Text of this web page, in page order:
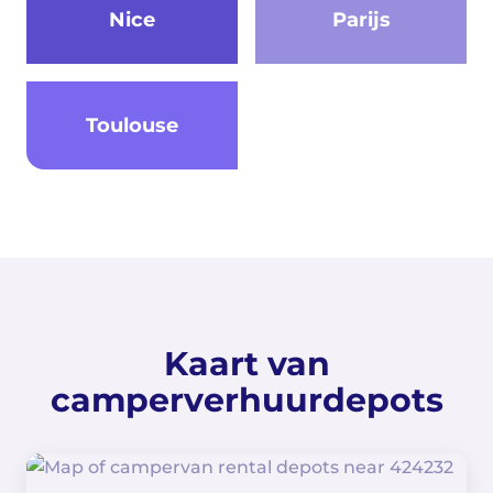
Nice Parijs
Toulouse
Kaart van
camperverhuurdepots